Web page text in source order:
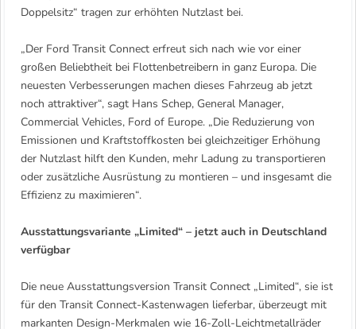
Doppelsitz“ tragen zur erhöhten Nutzlast bei.
„Der Ford Transit Connect erfreut sich nach wie vor einer
großen Beliebtheit bei Flottenbetreibern in ganz Europa. Die
neuesten Verbesserungen machen dieses Fahrzeug ab jetzt
noch attraktiver“, sagt Hans Schep, General Manager,
Commercial Vehicles, Ford of Europe. „Die Reduzierung von
Emissionen und Kraftstoffkosten bei gleichzeitiger Erhöhung
der Nutzlast hilft den Kunden, mehr Ladung zu transportieren
oder zusätzliche Ausrüstung zu montieren – und insgesamt die
Effizienz zu maximieren“.
Ausstattungsvariante „Limited“ – jetzt auch in Deutschland
verfügbar
Die neue Ausstattungsversion Transit Connect „Limited“, sie ist
für den Transit Connect-Kastenwagen lieferbar, überzeugt mit
markanten Design-Merkmalen wie 16-Zoll-Leichtmetallräder